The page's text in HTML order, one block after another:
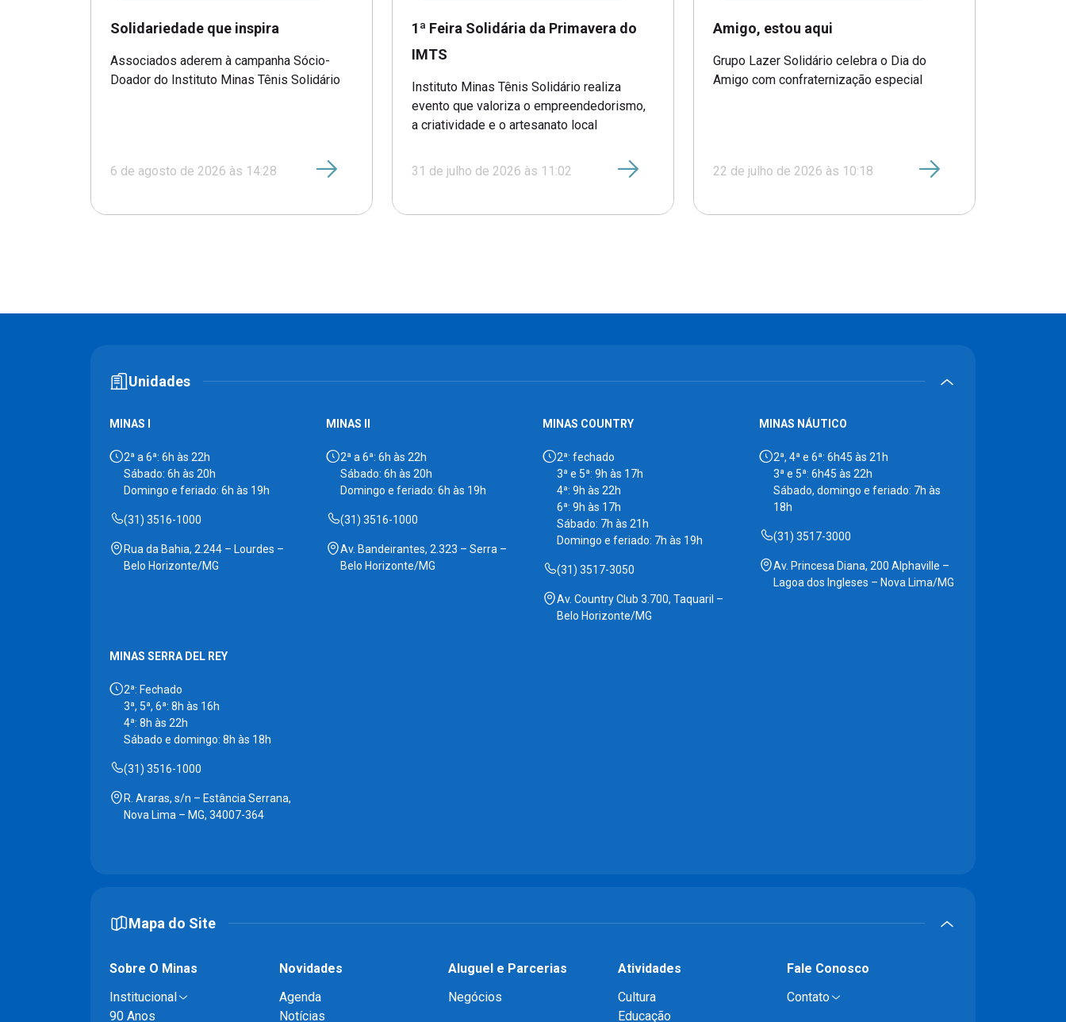
Solidariedade que inspira
Associados aderem à campanha Sócio-
Doador do Instituto Minas Tênis Solidário
6 de agosto de 2026 às 14:28
1ª Feira Solidária da Primavera do
IMTS
Instituto Minas Tênis Solidário realiza
evento que valoriza o empreendedorismo,
a criatividade e o artesanato local
31 de julho de 2026 às 11:02
Amigo, estou aqui
Grupo Lazer Solidário celebra o Dia do
Amigo com confraternização especial
22 de julho de 2026 às 10:18
Unidades
MINAS I
2ª a 6ª: 6h às 22h
Sábado: 6h às 20h
Domingo e feriado: 6h às 19h
(31) 3516-1000
Rua da Bahia, 2.244 – Lourdes –
Belo Horizonte/MG
MINAS II
2ª a 6ª: 6h às 22h
Sábado: 6h às 20h
Domingo e feriado: 6h às 19h
(31) 3516-1000
Av. Bandeirantes, 2.323 – Serra –
Belo Horizonte/MG
MINAS COUNTRY
2ª: fechado
3ª e 5ª: 9h às 17h
4ª: 9h às 22h
6ª: 9h às 17h
Sábado: 7h às 21h
Domingo e feriado: 7h às 19h
(31) 3517-3050
Av. Country Club 3.700, Taquaril –
Belo Horizonte/MG
MINAS NÁUTICO
2ª, 4ª e 6ª: 6h45 às 21h
3ª e 5ª: 6h45 às 22h
Sábado, domingo e feriado: 7h às
18h
(31) 3517-3000
Av. Princesa Diana, 200 Alphaville –
Lagoa dos Ingleses – Nova Lima/MG
MINAS SERRA DEL REY
2ª: Fechado
3ª, 5ª, 6ª: 8h às 16h
4ª: 8h às 22h
Sábado e domingo: 8h às 18h
(31) 3516-1000
R. Araras, s/n – Estância Serrana,
Nova Lima – MG, 34007-364
Mapa do Site
Sobre O Minas
Institucional
90 Anos
Novidades
Agenda
Notícias
Aluguel e Parcerias
Negócios
Atividades
Cultura
Educação
Fale Conosco
Contato